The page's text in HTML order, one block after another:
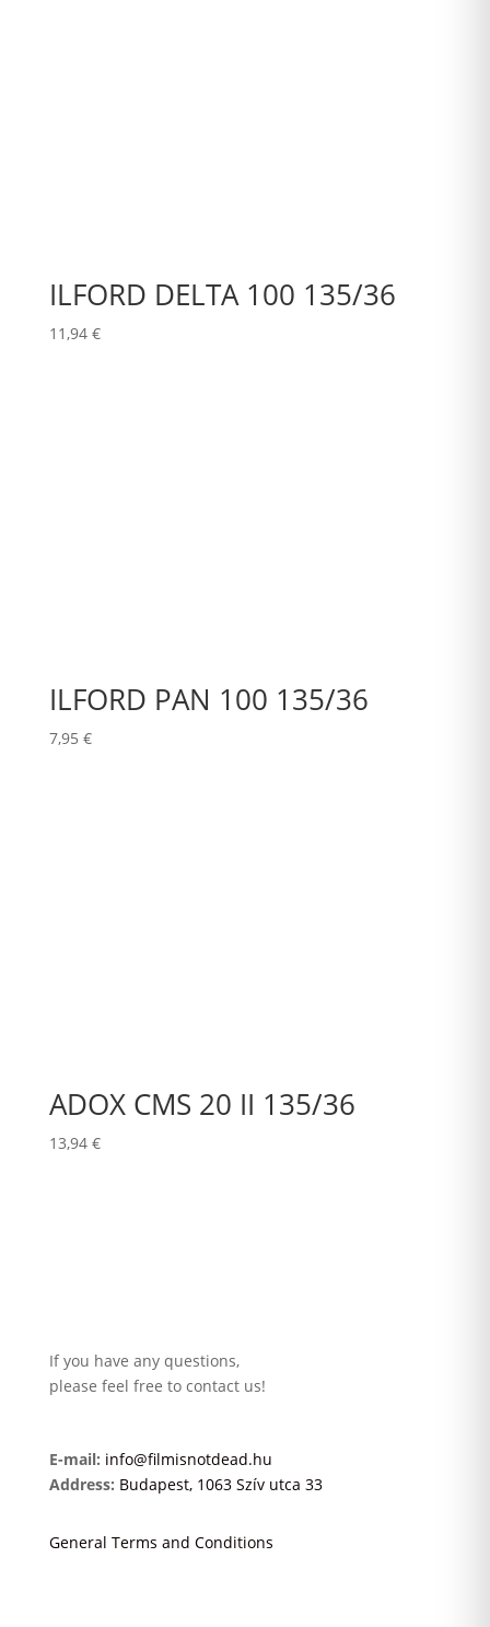
ILFORD DELTA 100 135/36
11,94 €
ILFORD PAN 100 135/36
7,95 €
ADOX CMS 20 II 135/36
13,94 €
If you have any questions,
please feel free to contact us!
E-mail: info@filmisnotdead.hu
Address: Budapest, 1063 Szív utca 33
General Terms and Conditions